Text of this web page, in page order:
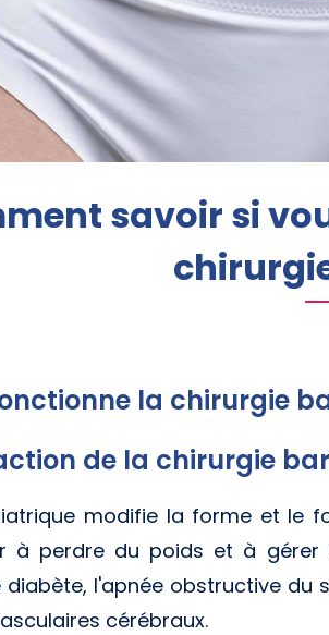
savoir si
la chirurgie
de la chirurgie
modifie la forme et le
à perdre du poids et à gérer
l'apnée obstructive
cérébraux.